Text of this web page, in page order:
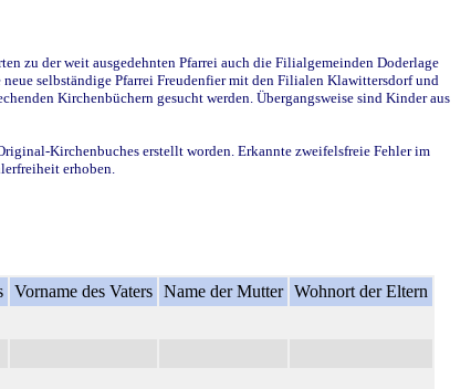
zu der weit ausgedehnten Pfarrei auch die Filialgemeinden Doderlage
selbständige Pfarrei Freudenfier mit den Filialen Klawittersdorf und
Kirchenbüchern gesucht werden. Übergangsweise sind Kinder aus
Kirchenbuches erstellt worden. Erkannte zweifelsfreie Fehler im
erhoben.
Vorname des Vaters Name der Mutter Wohnort der Eltern